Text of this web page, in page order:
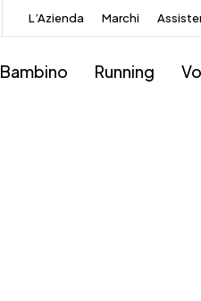
L’Azienda Marchi
Bambino Running